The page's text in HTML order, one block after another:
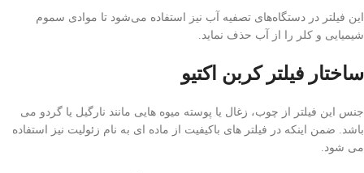
این فیلتر در دستگاه‌های تصفیه آب نیز استفاده می‌شود تا موادی سموم
شیمیایی و کلر را از آب حذف نماید.
ساختار فیلتر کربن اکتیو
جنس این فیلتر از چوب، زغال یا پوسته میوه هایی مانند نارگیل یا گردو می
باشد. ضمن اینکه در فیلتر های باکیفیت از ماده ای به نام زئولیت نیز استفاده
می شود.